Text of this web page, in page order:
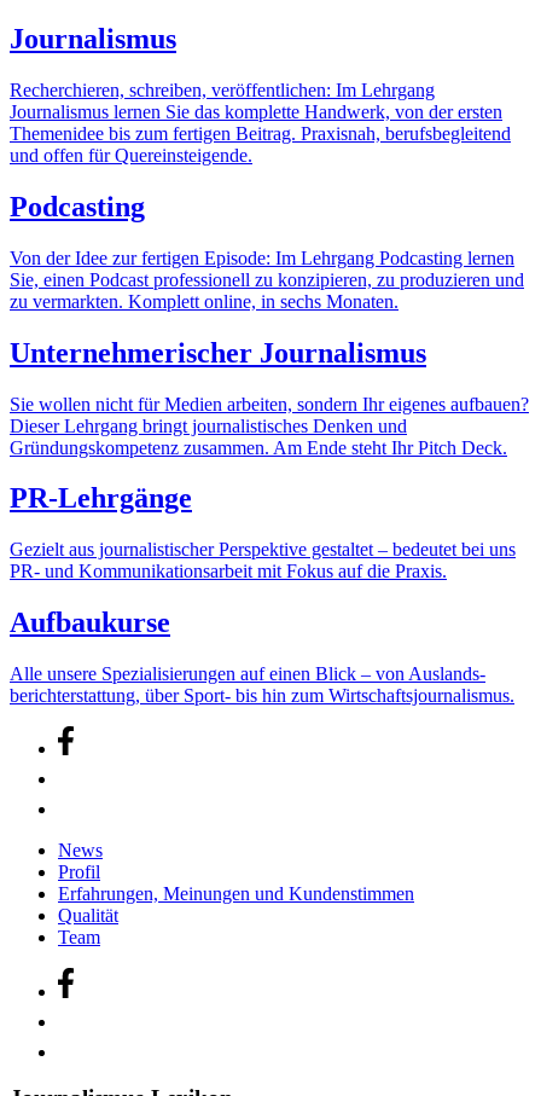
Journalismus
Recherchieren, schreiben, veröffentlichen: Im Lehrgang
Journalismus lernen Sie das komplette Handwerk, von der ersten
Themenidee bis zum fertigen Beitrag. Praxisnah, berufsbegleitend
und offen für Quereinsteigende.
Podcasting
Von der Idee zur fertigen Episode: Im Lehrgang Podcasting lernen
Sie, einen Podcast professionell zu konzipieren, zu produzieren und
zu vermarkten. Komplett online, in sechs Monaten.
Unternehmerischer Journalismus
Sie wollen nicht für Medien arbeiten, sondern Ihr eigenes aufbauen?
Dieser Lehrgang bringt journalistisches Denken und
Gründungskompetenz zusammen. Am Ende steht Ihr Pitch Deck.
PR-Lehrgänge
Gezielt aus journalistischer Perspektive gestaltet – bedeutet bei uns
PR- und Kommunikationsarbeit mit Fokus auf die Praxis.
Aufbaukurse
Alle unsere Speziali­sierungen auf einen Blick – von Auslands­
bericht­erstattung, über Sport- bis hin zum Wirtschafts­journalismus.
News
Profil
Erfahrungen, Meinungen und Kundenstimmen
Qualität
Team